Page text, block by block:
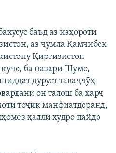
баъд аз изҳороти
аз ҷумла Қамчибек
Қирғизистон
ба назари Шумо,
дуруст таваҷҷӯҳ
он талош ба харҷ
тоҷик манфиатдоранд,
ҳалли худро пайдо